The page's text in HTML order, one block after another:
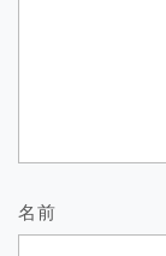
名前